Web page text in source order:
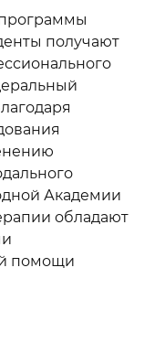
получают
Академии
обладают
помощи